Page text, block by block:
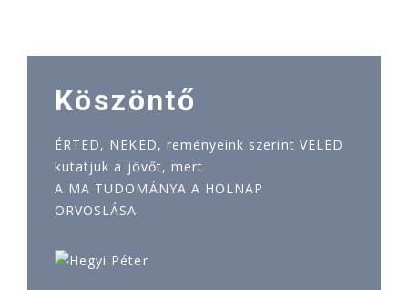
Köszöntő
ÉRTED, NEKED, reményeink szerint VELED
kutatjuk a jövőt, mert
A MA TUDOMÁNYA A HOLNAP
ORVOSLÁSA.